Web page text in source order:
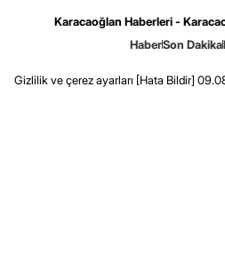
Karacaoğlan Haberleri -
HaberSon Dakika
Gizlilik ve çerez ayarları [Hata Bildir]